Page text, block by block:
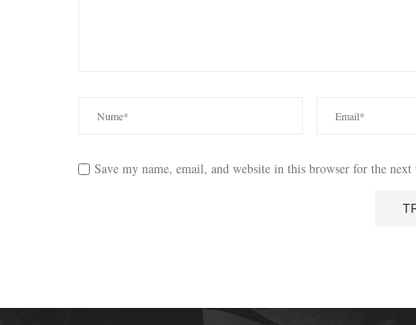
Save my name, email, and website in this browser for the